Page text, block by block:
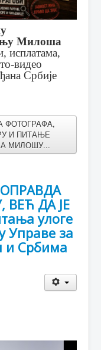
Милоша
исплатама,
видео
Србије
ФОТОГРАФА,
И ПИТАЊЕ
МИЛОШУ...
ДА ЈЕ
улоге
Управе за
и Србима